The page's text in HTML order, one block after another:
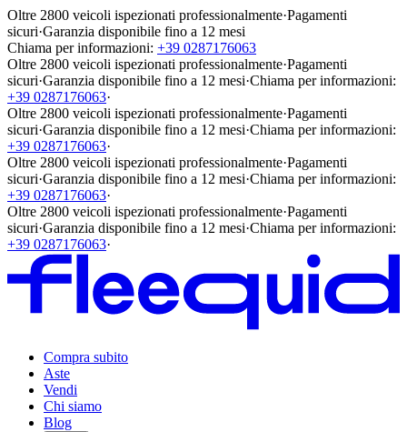
Oltre 2800 veicoli ispezionati professionalmente·Pagamenti
sicuri·Garanzia disponibile fino a 12 mesi
Chiama per informazioni: +39 0287176063
Oltre 2800 veicoli ispezionati professionalmente·Pagamenti
sicuri·Garanzia disponibile fino a 12 mesi·Chiama per informazioni:
+39 0287176063·
Oltre 2800 veicoli ispezionati professionalmente·Pagamenti
sicuri·Garanzia disponibile fino a 12 mesi·Chiama per informazioni:
+39 0287176063·
Oltre 2800 veicoli ispezionati professionalmente·Pagamenti
sicuri·Garanzia disponibile fino a 12 mesi·Chiama per informazioni:
+39 0287176063·
Oltre 2800 veicoli ispezionati professionalmente·Pagamenti
sicuri·Garanzia disponibile fino a 12 mesi·Chiama per informazioni:
+39 0287176063·
Compra subito
Aste
Vendi
Chi siamo
Blog